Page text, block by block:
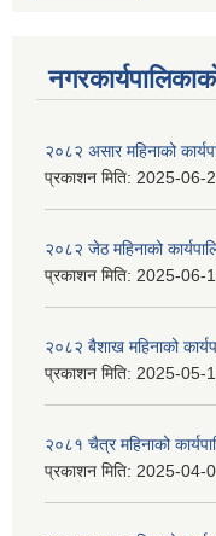
२०८२ असार महिनाको
प्रकाशन मिति: 2025-06-
२०८२ जेठ महिनाको
प्रकाशन मिति: 2025-06-
२०८२ बैशाख महिनाको
प्रकाशन मिति: 2025-05-
२०८१ चैत्र महिनाको
प्रकाशन मिति: 2025-04-